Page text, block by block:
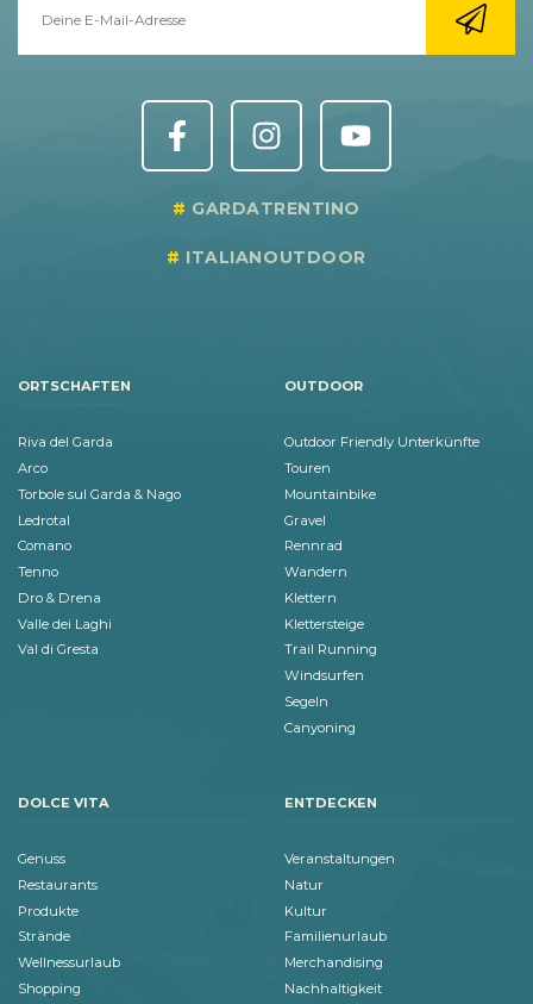
GARDATRENTINO
ITALIANOUTDOOR
ORTSCHAFTEN
Riva del Garda
Arco
Torbole sul Garda & Nago
Ledrotal
Comano
Tenno
Dro & Drena
Valle dei Laghi
Val di Gresta
OUTDOOR
Outdoor Friendly Unterkünfte
Touren
Mountainbike
Gravel
Rennrad
Wandern
Klettern
Klettersteige
Trail Running
Windsurfen
Segeln
Canyoning
DOLCE VITA
Genuss
Restaurants
Produkte
Strände
Wellnessurlaub
Shopping
ENTDECKEN
Veranstaltungen
Natur
Kultur
Familienurlaub
Merchandising
Nachhaltigkeit